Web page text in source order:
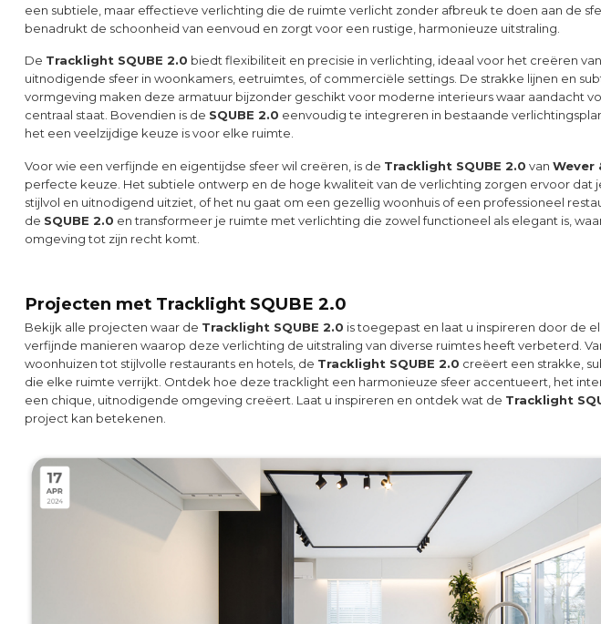
een subtiele, maar effectieve verlichting die de ruimte verlicht zonder afbreuk te doen aan de
benadrukt de schoonheid van eenvoud en zorgt voor een rustige, harmonieuze uitstraling.
De Tracklight SQUBE 2.0 biedt flexibiliteit en precisie in verlichting, ideaal voor het creëren
uitnodigende sfeer in woonkamers, eetruimtes, of commerciële settings. De strakke lijnen en
vormgeving maken deze armatuur bijzonder geschikt voor moderne interieurs waar aandacht
centraal staat. Bovendien is de SQUBE 2.0 eenvoudig te integreren in bestaande
het een veelzijdige keuze is voor elke ruimte.
Voor wie een verfijnde en eigentijdse sfeer wil creëren, is de Tracklight SQUBE 2.0 van Wever
perfecte keuze. Het subtiele ontwerp en de hoge kwaliteit van de verlichting zorgen ervoor dat
stijlvol en uitnodigend uitziet, of het nu gaat om een gezellig woonhuis of een professioneel
de SQUBE 2.0 en transformeer je ruimte met verlichting die zowel functioneel als elegant is,
omgeving tot zijn recht komt.
Projecten met Tracklight SQUBE 2.0
Bekijk alle projecten waar de Tracklight SQUBE 2.0 is toegepast en laat u inspireren door de
verfijnde manieren waarop deze verlichting de uitstraling van diverse ruimtes heeft verbeterd.
woonhuizen tot stijlvolle restaurants en hotels, de Tracklight SQUBE 2.0 creëert een strakke,
die elke ruimte verrijkt. Ontdek hoe deze tracklight een harmonieuze sfeer accentueert, het
een chique, uitnodigende omgeving creëert. Laat u inspireren en ontdek wat de Tracklight
project kan betekenen.